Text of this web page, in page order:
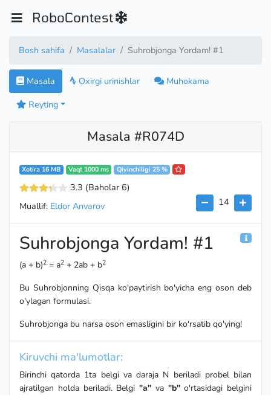
RoboContest
Bosh sahifa Masalalar Suhrobjonga Yordam! #1
Masala Oxirgi urinishlar
Muhokama
Reyting
Masala #R074D
Xotira 16 MB Vaqt 1000 ms Qiyinchiligi 25 %
3.3 (Baholar 6)
14
Muallif: Eldor Anvarov
Suhrobjonga Yordam! #1
(a + b)2 = a2 + 2ab + b2
Bu Suhrobjonning Qisqa ko'paytirish bo'yicha eng oson deb
o'ylagan formulasi.
Suhrobjonga bu narsa oson emasligini bir ko'rsatib qo'ying!
Kiruvchi ma'lumotlar:
Birinchi qatorda 1ta belgi va daraja N beriladi probel bilan
ajratilgan holda beriladi. Belgi "a" va "b"o'rtasidagi belgini